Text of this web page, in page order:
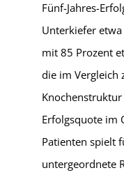
Fünf-Jahres-
Unterkiefer
mit 85 Prozent
die im Vergleich
Erfolgsquote im
Patienten spielt
untergeordnete